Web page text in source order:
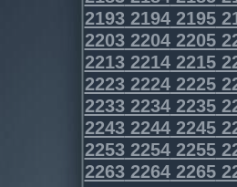
219321942195
220322042205
221322142215
222322242225
223322342235
224322442245
225322542255
226322642265